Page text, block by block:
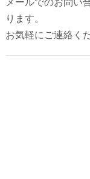
メールでのお問い
ります。
お気軽にご連絡く